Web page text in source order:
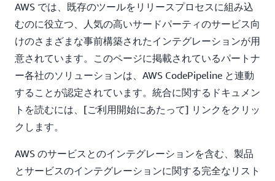
AWS では、既存のツールをリリースプロセスに組み込
むのに役立つ、人気の高いサードパーティのサービス向
けのさまざまな事前構築されたインテグレーションが用
意されています。このページに掲載されているパートナ
ー各社のソリューションは、AWS CodePipeline と連動
することが認定されています。統合に関するドキュメン
トを読むには、[ご利用開始にあたって] リンクをクリッ
クします。
AWS のサービスとのインテグレーションを含む、製品
とサービスのインテグレーションに関する完全なリスト